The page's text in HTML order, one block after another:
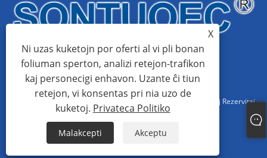
Kopirajto © 2024 Wenzhou Santuo Electrical Co., Ltd. Ĉiuj Rajtoj Rezervitaj
Sitemap RSS XML Privateca Politiko
X
Ni uzas kuketojn por oferti al vi pli bonan
foliuman sperton, analizi retejon-trafikon
kaj personecigi enhavon. Uzante ĉi tiun
retejon, vi konsentas pri nia uzo de
kuketoj. Privateca Politiko
Malakcepti Akceptu